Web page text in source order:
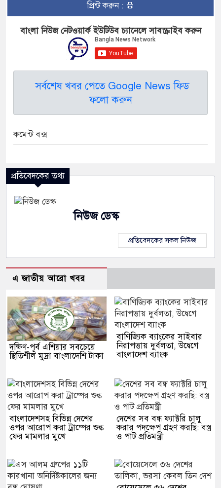
প্রিন্ট করুন :
বাংলা নিউজ নেটওয়ার্ক ইউটিউব চ্যানেলে সাবস্ক্রাইব করুন
সর্বশেষ খবর পেতে Google News ফিড
ফলো করুন
কমেন্ট বক্স
প্রতিবেদকের তথ্য
নিউজ ডেস্ক
প্রতিবেদকের সকল নিউজ
এ জাতীয় আরো খবর
দক্ষিণ-পূর্ব এশিয়ার সবচেয়ে
স্থিতিশীল মুদ্রা বাংলাদেশি টাকা
বাণিজ্যিক ব্যাংকের সাইবার
নিরাপত্তায় দুর্বলতা, উদ্বেগে
বাংলাদেশ ব্যাংক
বাংলাদেশসহ বিভিন্ন দেশের
ওপর আরোপ করা ট্রাম্পের শুল্ক
ফের মামলার মুখে
দেশের সব বন্ধ ফ্যাক্টরি চালু
করার পদক্ষেপ গ্রহণ করছি: বস্ত্র
ও পাট প্রতিমন্ত্রী